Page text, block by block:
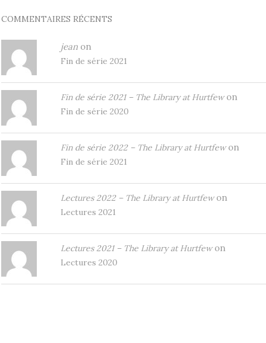
COMMENTAIRES RÉCENTS
jean on
Fin de série 2021
Fin de série 2021 – The Library at Hurtfewon
Fin de série 2020
Fin de série 2022 – The Library at Hurtfewon
Fin de série 2021
Lectures 2022 – The Library at Hurtfewon
Lectures 2021
Lectures 2021 – The Library at Hurtfewon
Lectures 2020